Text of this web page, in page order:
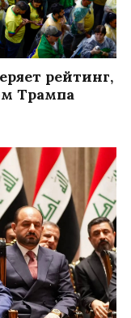
рейтинг,
Трампа